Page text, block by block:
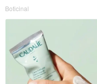
Boticinal